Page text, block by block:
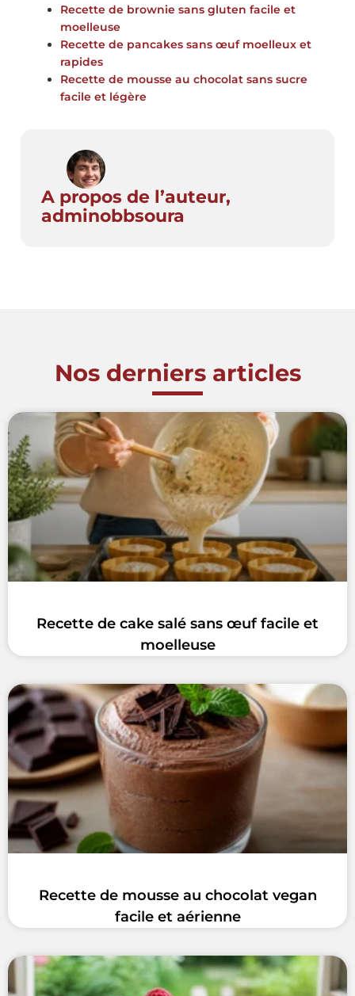
Recette de brownie sans gluten facile et
moelleuse
Recette de pancakes sans œuf moelleux et
rapides
Recette de mousse au chocolat sans sucre
facile et légère
A propos de l’auteur,
adminobbsoura
Nos derniers articles
Recette de cake salé sans œuf facile et
moelleuse
Recette de mousse au chocolat vegan
facile et aérienne